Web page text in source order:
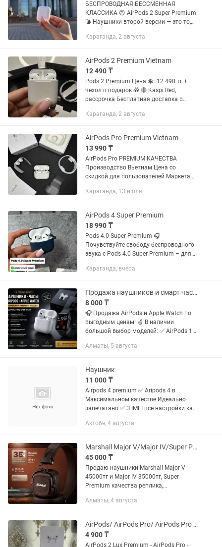
БЕСПРОВОДНАЯ БЕССМЕННАЯ
КЛАССИКА 😍 AirPods 2 Super Premium
💣 Наушники второй версии — это то,
расскажем вам про них 👇🏻 ▪️
устройствами на...
Караганда, 2 августа
AirPods 2 Premium Vietnam
12 490 ₸
Pods 2 Premium Цена 💲: 12 490 тг +
чехол в подарок 🎁 🔴 Kaspi Red,
рассрочка Бесплатная доставка в
Караганде 🚚 Бесплатная доставка по
Караганда, 2 августа
AirPods Pro Premium Vietnam
13 990 ₸
AirPods Pro PREMIUM КАЧЕСТВА
Производство Вьетнам Цена со
скидкой для пользователей Маркета:
Kaspi Red, рассрочка Бесплатная
Караганда, 13 июля
AirPods 4 Super Premium
18 990 ₸
Pods 4.0 Super Premium 🎧
Почувствуйте свободу беспроводного
звука с Pods 4.0 Super Premium – для
вдохновения✨ ✅ отличный звук ✅
Караганда, вчера
Продажа наушников и смарт часов Apple
8 000 ₸
🎧 Продажа AirPods и Apple Watch по
выгодным ценам! 🍏 В наличии
большой выбор моделей: ✅ AirPods 1
поколения) ✅ AirPods Max Предлагаем
Алматы, 5 августа
Наушник
11 000 ₸
Airpods 4 premium ✅ Aripods 4 в
Максимальном качестве Идеально
запечатано ✅ З ІМЕІ все настройки как
официальном сайте Apple ✅ Анимация
Актобе, 4 августа
Marshall Major V/Major IV/Super Premium/стильные/мощные/доставка
45 000 ₸
Продаю наушники Marshall Major V
45000тг и Major IV 35000тг, Super
Premium качества реплика,
производства Сингапур,в коричневом
Алматы, 4 августа
AirPods/ AirPods Pro/ AirPods Pro 3/ наушники. Apple
4 900 ₸
AirPods 2 Lux Premium - AirPods Pro -